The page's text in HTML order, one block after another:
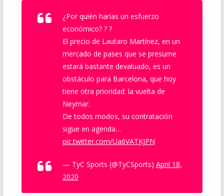
¿Por quién harías un esfuerzo
económico? ? ?
El precio de Lautaro Martínez, en un
mercado de pases que se presume
estará bastante devaluado, es un
obstáculo para Barcelona, que hoy
tiene otra prioridad: la vuelta de
Neymar.
De todos modos, su contratación
sigue en agenda…
pic.twitter.com/Ua6VATKJPN
— TyC Sports (@TyCSports) April 18,
2020